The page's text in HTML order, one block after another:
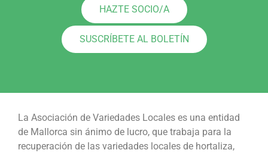
HAZTE SOCIO/A
SUSCRÍBETE AL BOLETÍN
La Asociación de Variedades Locales es una entidad
de Mallorca sin ánimo de lucro, que trabaja para la
recuperación de las variedades locales de hortaliza,